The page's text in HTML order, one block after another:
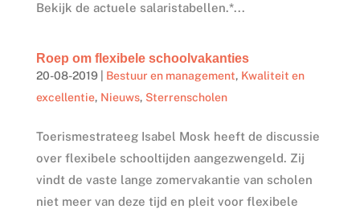
Bekijk de actuele salaristabellen.*...
Roep om flexibele schoolvakanties
20-08-2019| Bestuur en management, Kwaliteit en
excellentie, Nieuws, Sterrenscholen
Toerismestrateeg Isabel Mosk heeft de discussie
over flexibele schooltijden aangezwengeld. Zij
vindt de vaste lange zomervakantie van scholen
niet meer van deze tijd en pleit voor flexibele